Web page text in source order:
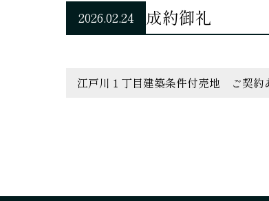
2026.02.24 成約御礼
江戸川１丁目建築条件付売地 ご契約